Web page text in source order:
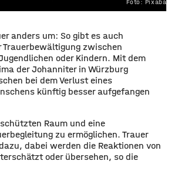
Foto:
anders um: So gibt es auch
Trauerbewältigung zwischen
oder Kindern. Mit dem
der Johanniter in Würzburg
bei dem Verlust eines
künftig besser aufgefangen
Raum und eine
zu ermöglichen. Trauer
dabei werden die Reaktionen von
oder übersehen, so die